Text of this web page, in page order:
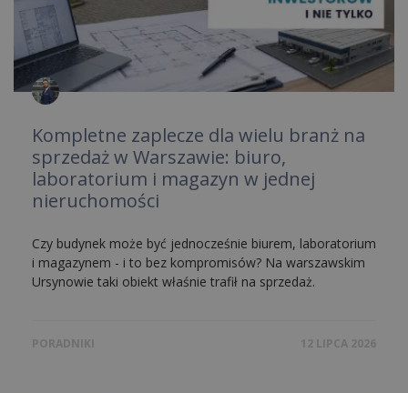
Kompletne zaplecze dla wielu branż na
sprzedaż w Warszawie: biuro,
laboratorium i magazyn w jednej
nieruchomości
Czy budynek może być jednocześnie biurem, laboratorium
i magazynem - i to bez kompromisów? Na warszawskim
Ursynowie taki obiekt właśnie trafił na sprzedaż.
PORADNIKI 12 LIPCA 2026